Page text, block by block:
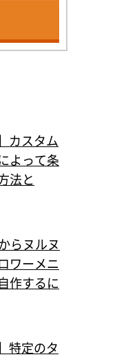
カスタム
よって条
法と
らヌルヌ
ワーメニ
作するに
特定のタ